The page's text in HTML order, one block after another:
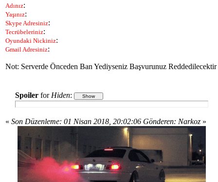
Adınız:
Yaşınız:
Skype Adresiniz:
Tecrübeleriniz:
Oyundaki Nickiniz:
Gmail Adresiniz:
Not: Serverde Önceden Ban Yediyseniz Başvurunuz Reddedilecektir
Spoiler for Hiden:
« Son Düzenleme: 01 Nisan 2018, 20:02:06 Gönderen: Narkoz »